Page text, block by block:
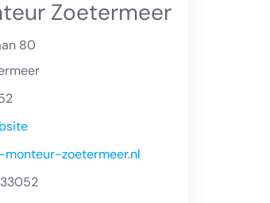
Zoetermeer
80
monteur-zoetermeer.nl